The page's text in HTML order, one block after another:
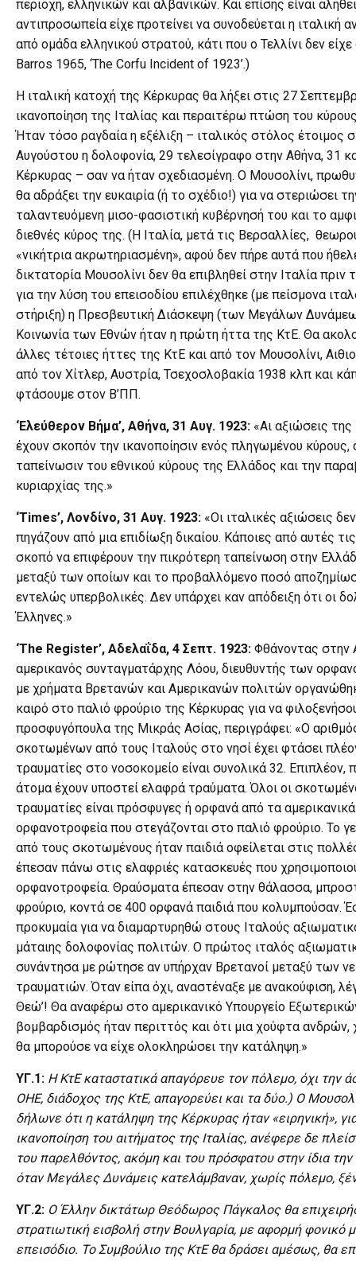
περιοχή, ελληνικών και αλβανικών. Και επίσης είναι
αντιπροσωπεία είχε προτείνει να συνοδεύεται η ιταλική
από ομάδα ελληνικού στρατού, κάτι που ο Τελλίνι δεν
Barros 1965, ‘The Corfu Incident of 1923’.)
Η ιταλική κατοχή της Κέρκυρας θα λήξει στις 27
ικανοποίηση της Ιταλίας και περαιτέρω πτώση του
Ήταν τόσο ραγδαία η εξέλιξη – ιταλικός στόλος έτοιμος
Αυγούστου η δολοφονία, 29 τελεσίγραφο στην Αθήνα, 31
Κέρκυρας – σαν να ήταν σχεδιασμένη. Ο Μουσολίνι,
θα αδράξει την ευκαιρία (ή το σχέδιο!) για να στεριώσει
ταλαντευόμενη μισο-φασιστική κυβέρνησή του και το
διεθνές κύρος της. (Η Ιταλία, μετά τις Βερσαλλίες,
«νικήτρια ακρωτηριασμένη», αφού δεν πήρε αυτά που
δικτατορία Μουσολίνι δεν θα επιβληθεί στην Ιταλία πριν
για την λύση του επεισοδίου επιλέχθηκε (με πείσμονα
στήριξη) η Πρεσβευτική Διάσκεψη (των Μεγάλων
Κοινωνία των Εθνών ήταν η πρώτη ήττα της ΚτΕ. Θα
άλλες τέτοιες ήττες της ΚτΕ και από τον Μουσολίνι,
από τον Χίτλερ, Αυστρία, Τσεχοσλοβακία 1938 κλπ και
φτάσουμε στον Β’ΠΠ.
‘Ελεύθερον Βήμα’, Αθήνα, 31 Αυγ. 1923: «Αι αξιώσεις
έχουν σκοπόν την ικανοποίησιν ενός πληγωμένου κύρους,
ταπείνωσιν του εθνικού κύρους της Ελλάδος και την
κυριαρχίας της.»
‘Times’, Λονδίνο, 31 Αυγ. 1923: «Οι ιταλικές αξιώσεις
πηγάζουν από μια επιδίωξη δικαίου. Κάποιες από αυτές
σκοπό να επιφέρουν την πικρότερη ταπείνωση στην
μεταξύ των οποίων και το προβαλλόμενο ποσό
εντελώς υπερβολικές. Δεν υπάρχει καν απόδειξη ότι οι
Έλληνες.»
‘The Register’, Αδελαΐδα, 4 Σεπτ. 1923: Φθάνοντας στην
αμερικανός συνταγματάρχης Λόου, διευθυντής των
με χρήματα Βρετανών και Αμερικανών πολιτών
καιρό στο παλιό φρούριο της Κέρκυρας για να
προσφυγόπουλα της Μικράς Ασίας, περιγράφει: «Ο
σκοτωμένων από τους Ιταλούς στο νησί έχει φτάσει
τραυματίες στο νοσοκομείο είναι συνολικά 32. Επιπλέον,
άτομα έχουν υποστεί ελαφρά τραύματα. Όλοι οι
τραυματίες είναι πρόσφυγες ή ορφανά από τα
ορφανοτροφεία που στεγάζονται στο παλιό φρούριο. Το
από τους σκοτωμένους ήταν παιδιά οφείλεται στις
έπεσαν πάνω στις ελαφριές κατασκευές που
ορφανοτροφεία. Θραύσματα έπεσαν στην θάλασσα,
φρούριο, κοντά σε 400 ορφανά παιδιά που κολυμπούσαν.
προκυμαία για να διαμαρτυρηθώ στους Ιταλούς
μάταιης δολοφονίας πολιτών. Ο πρώτος ιταλός
συνάντησα με ρώτησε αν υπήρχαν Βρετανοί μεταξύ των
τραυματιών. Όταν είπα όχι, αναστέναξε με ανακούφιση,
Θεώ’! Θα αναφέρω στο αμερικανικό Υπουργείο
βομβαρδισμός ήταν περιττός και ότι μια χούφτα ανδρών,
θα μπορούσε να είχε ολοκληρώσει την κατάληψη.»
ΥΓ.1: Η ΚτΕ καταστατικά απαγόρευε τον πόλεμο, όχι την
ΟΗΕ, διάδοχος της ΚτΕ, απαγορεύει και τα δύο.) Ο
δήλωνε ότι η κατάληψη της Κέρκυρας ήταν «ειρηνική»,
ικανοποίηση του αιτήματος της Ιταλίας, ανέφερε δε
του παρελθόντος, ακόμη και του πρόσφατου στην ίδια
όταν Μεγάλες Δυνάμεις κατελάμβαναν, χωρίς πόλεμο,
ΥΓ.2: Ο Έλλην δικτάτωρ Θεόδωρος Πάγκαλος θα
στρατιωτική εισβολή στην Βουλγαρία, με αφορμή φονικό
επεισόδιο. Το Συμβούλιο της ΚτΕ θα δράσει αμέσως, θα